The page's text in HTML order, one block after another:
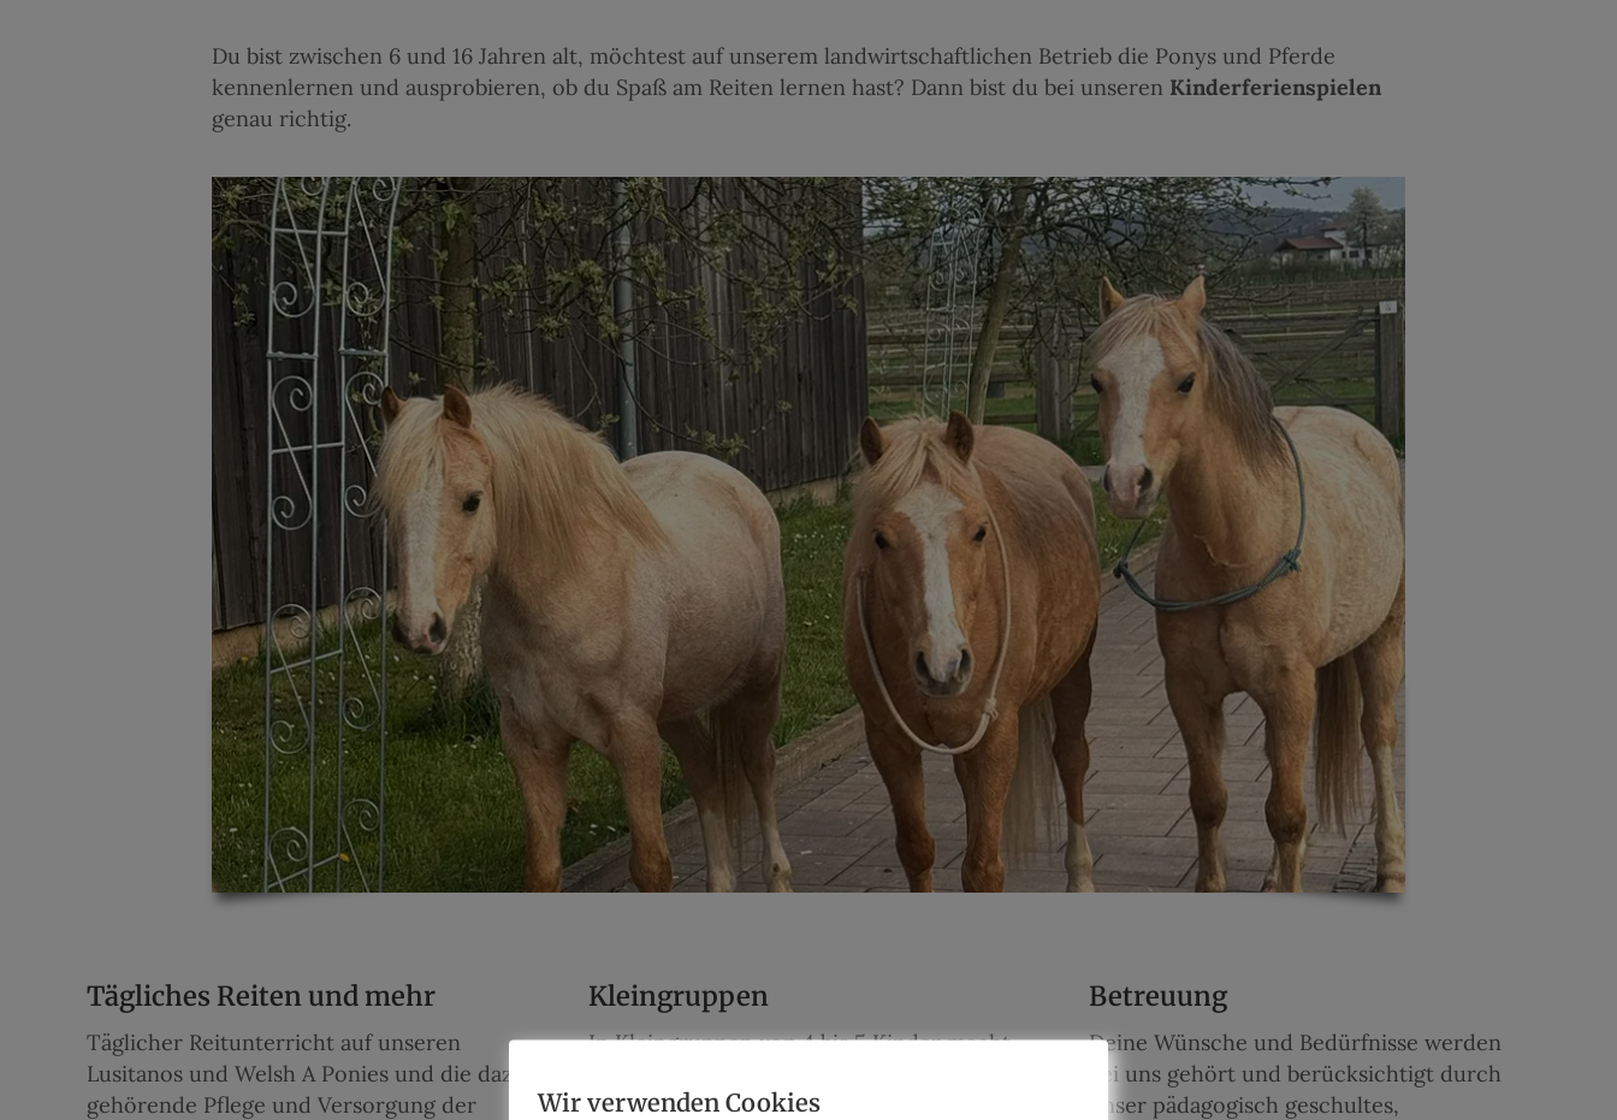
Du bist zwischen 6 und 16 Jahren alt, möchtest auf unserem landwirtschaftlichen Betrieb die Ponys und Pferde
kennenlernen und ausprobieren, ob du Spaß am Reiten lernen hast? Dann bist du bei unseren Kinderferienspielen
genau richtig.
Tägliches Reiten und mehr
Täglicher Reitunterricht auf unseren
Lusitanos und Welsh A Ponies und die dazu
gehörende Pflege und Versorgung der
Kleingruppen
In Kleingruppen von 4 bis 5 Kinder macht
Pferdefreunden besonders Spaß. Wir
Betreuung
Deine Wünsche und Bedürfnisse werden
bei uns gehört und berücksichtigt durch
unser pädagogisch geschultes,
Wir verwenden Cookies